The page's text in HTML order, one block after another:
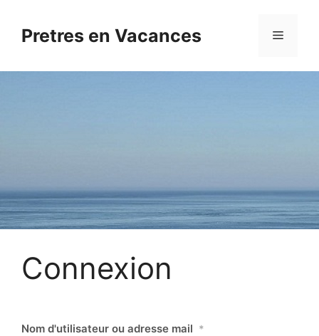
contenuPretres en Vacances Menu
Connexion
Nom d'utilisateur ou adresse mail *